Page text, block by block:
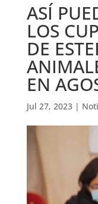
ASÍ
LOS
DE
EN
Jul 27, 2023|